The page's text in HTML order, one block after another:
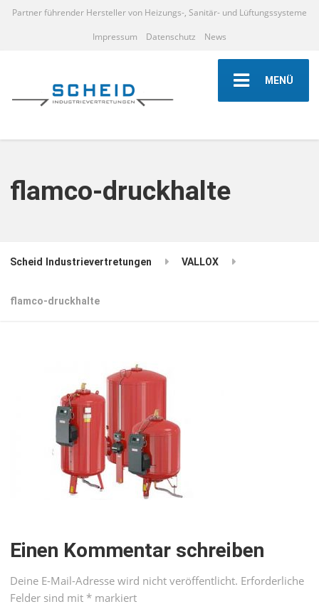
Partner führender Hersteller von Heizungs-, Sanitär- und Lüftungssysteme
Impressum
Datenschutz News
MENÜ
flamco-druckhalte
Scheid Industrievertretungen VALLOX
flamco-druckhalte
Einen Kommentar schreiben
Deine E-Mail-Adresse wird nicht veröffentlicht. Erforderliche
Felder sind mit * markiert